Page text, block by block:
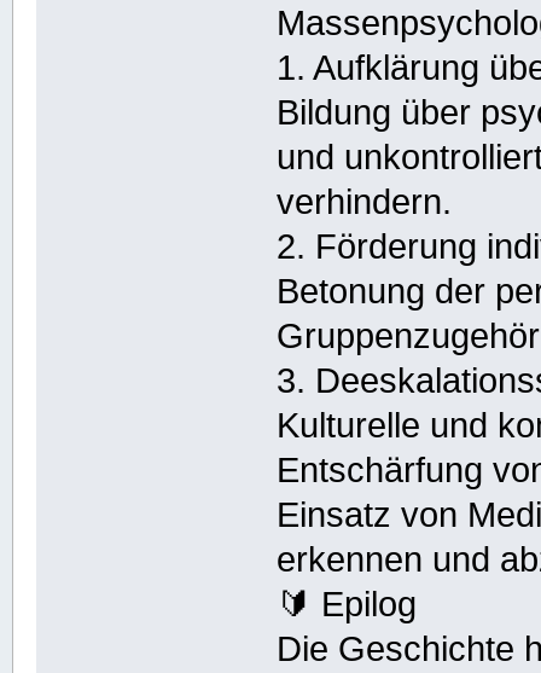
1. Aufklärung
Bildung über
und
verhindern.
2. Förderung
Betonung der
3.
Kulturelle und
Entschärfung
Einsatz von
erkennen und
🔰 Epilog
Die Geschichte